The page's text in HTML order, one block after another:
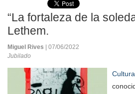
“La fortaleza de la
Lethem.
Miguel Rives
| 07/06/2022
Jubilado
Cultura